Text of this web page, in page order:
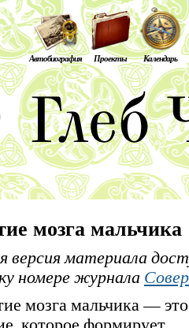
Автобиография Проекты Календарь
мозга мальчика
версия материала
номере журнала
мозга мальчика — это